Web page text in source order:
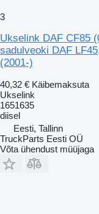
3
Ukselink DAF CF85
sadulveoki DAF
(2001-)
40,32 € Käibemaksuta
Ukselink
1651635
diisel
Eesti, Tallinn
TruckParts Eesti OÜ
Võta ühendust müüjaga